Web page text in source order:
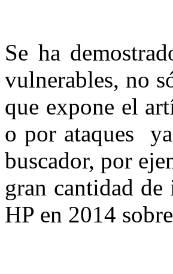
Se ha
vulnerables, no
que expone el
o por ataques
buscador, por
gran cantidad
HP en 2014